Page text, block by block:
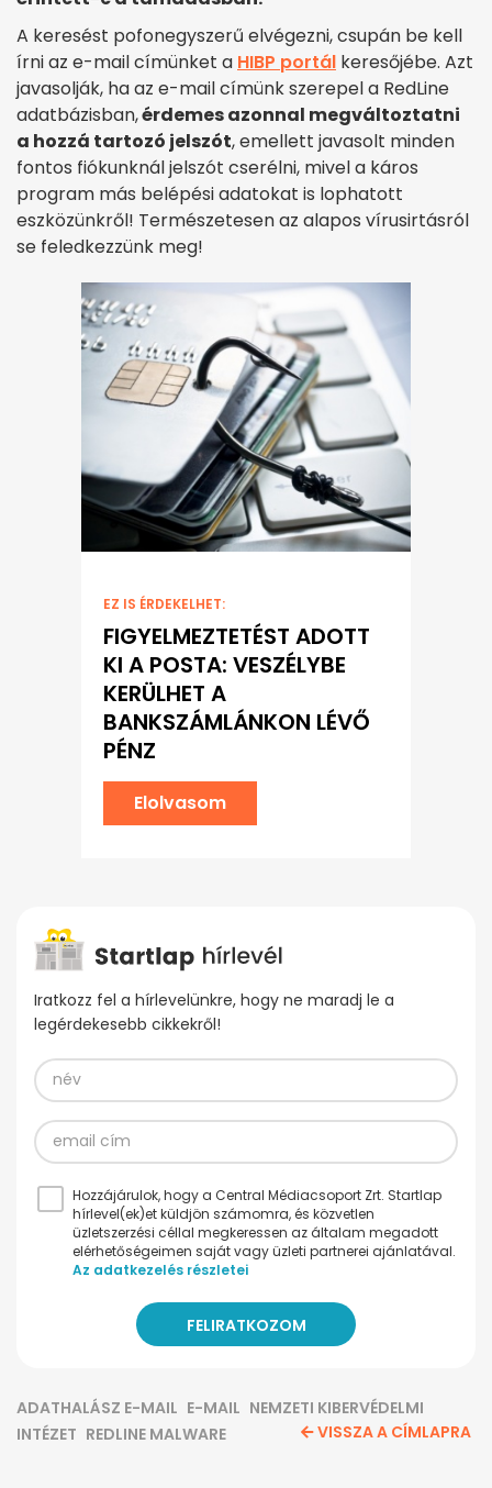
A keresést pofonegyszerű elvégezni, csupán be kell
írni az e-mail címünket a HIBP portál keresőjébe. Azt
javasolják, ha az e-mail címünk szerepel a RedLine
adatbázisban,érdemes azonnal megváltoztatni
a hozzá tartozó jelszót, emellett javasolt minden
fontos fiókunknál jelszót cserélni, mivel a káros
program más belépési adatokat is lophatott
eszközünkről! Természetesen az alapos vírusirtásról
se feledkezzünk meg!
EZ IS ÉRDEKELHET:
FIGYELMEZTETÉST ADOTT
KI A POSTA: VESZÉLYBE
KERÜLHET A
BANKSZÁMLÁNKON LÉVŐ
PÉNZ
Elolvasom
Iratkozz fel a hírlevelünkre, hogy ne maradj le a
legérdekesebb cikkekről!
Hozzájárulok, hogy a Central Médiacsoport Zrt. Startlap
hírlevel(ek)et küldjön számomra, és közvetlen
üzletszerzési céllal megkeressen az általam megadott
elérhetőségeimen saját vagy üzleti partnerei ajánlatával.
Az adatkezelés részletei
ADATHALÁSZ E-MAIL E-MAIL NEMZETI KIBERVÉDELMI
INTÉZET REDLINE MALWARE VISSZA A CÍMLAPRA